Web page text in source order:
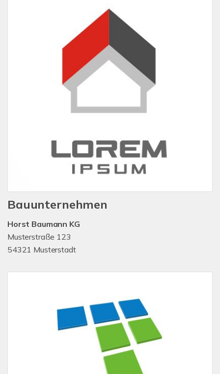
Bauunternehmen
Horst Baumann KG
Musterstraße 123
54321 Musterstadt